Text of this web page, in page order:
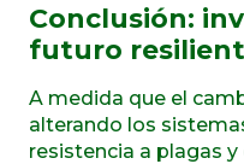
Conclusión:
futuro
A medida que el
alterando los
resistencia a plagas